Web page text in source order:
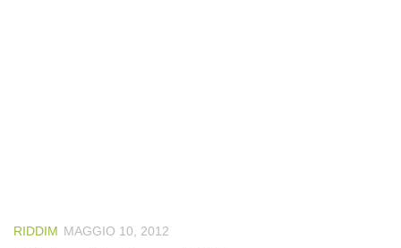
RIDDIM MAGGIO 10, 2012